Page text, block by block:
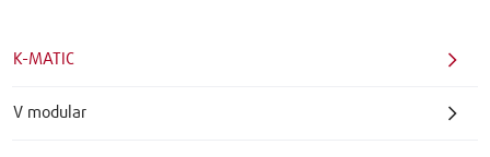
K-MATIC
V modular